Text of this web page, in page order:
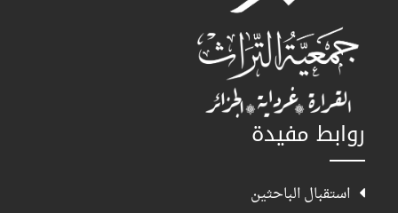
روابط مفيدة
استقبال الباحثين